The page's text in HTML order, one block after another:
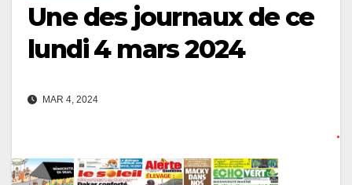
Une des journaux de ce
lundi 4 mars 2024
MAR 4, 2024